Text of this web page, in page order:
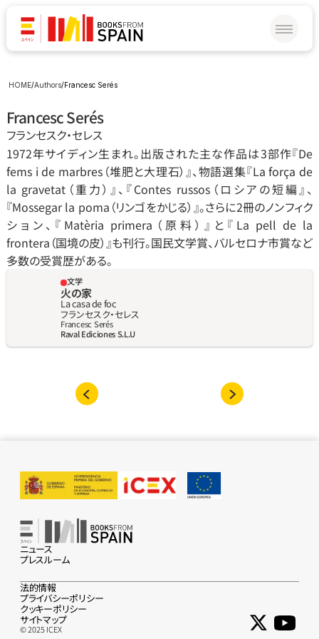
HOME/Authors/Francesc Serés
Francesc Serés
フランセスク‧セレス
1972年サイディン生まれ。出版された主な作品は3部作『De
fems i de marbres（堆肥と大理石）』、物語選集『La força de
la gravetat（重力）』、『Contes russos（ロシアの短編』、
『Mossegar la poma（リンゴをかじる）』。さらに2冊のノンフィク
ション、『Matèria primera（原料）』と『La pell de la
frontera（国境の皮）』も刊行。国民文学賞、バルセロナ市賞など
多数の受賞歴がある。
文学
火の家
La casa de foc
フランセスク‧セレス
Francesc Serés
Raval Ediciones S.L.U
ニュース
プレスルーム
© 2025 ICEX
法的情報
プライバシーポリシー
クッキーポリシー
サイトマップ